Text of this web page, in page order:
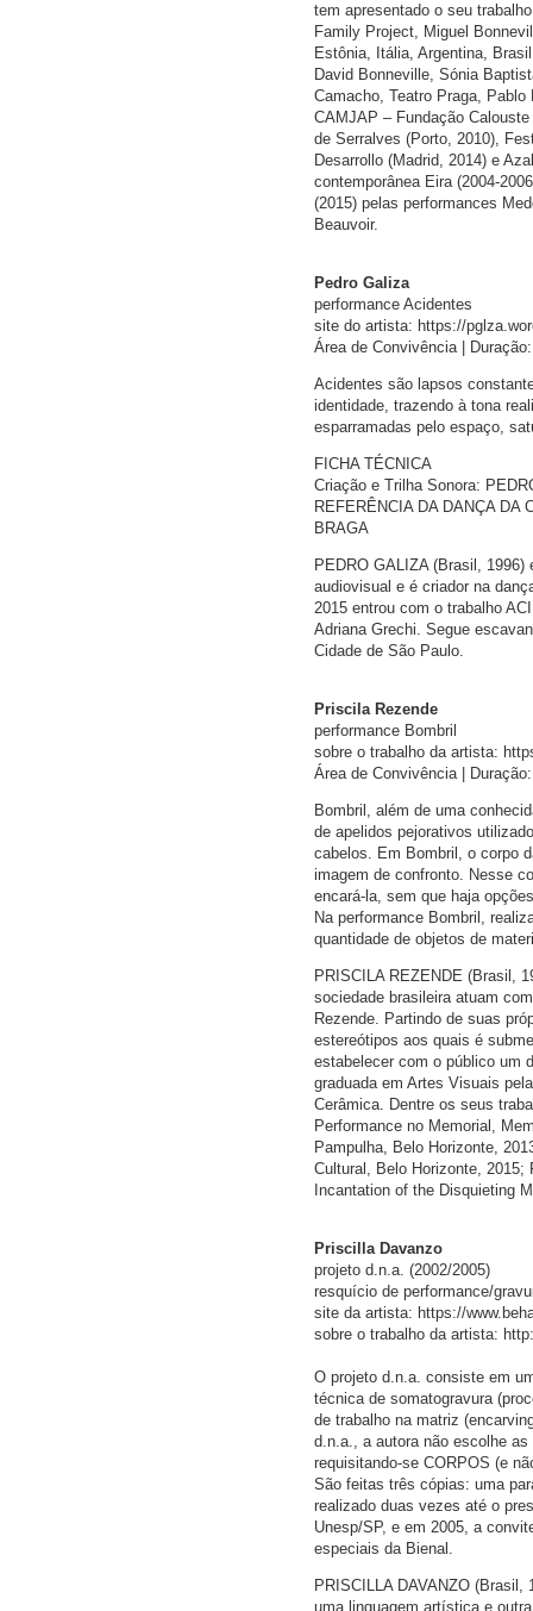
tem apresentado o seu
Family Project, Miguel
Estônia, Itália, Argentina,
David Bonneville, Sónia
Camacho, Teatro Praga,
CAMJAP – Fundação
de Serralves (Porto, 2010),
Desarrollo (Madrid, 2014) e
contemporânea Eira (2004-
(2015) pelas performances
Beauvoir.
Pedro Galiza
performance Acidentes
site do artista: https://
Área de Convivência |
Acidentes são lapsos
identidade, trazendo à tona
esparramadas pelo espaço,
FICHA TÉCNICA
Criação e Trilha Sonora:
REFERÊNCIA DA DANÇA DA
BRAGA
PEDRO GALIZA (Brasil,
audiovisual e é criador na
2015 entrou com o trabalho
Adriana Grechi. Segue
Cidade de São Paulo.
Priscila Rezende
performance Bombril
sobre o trabalho da artista:
Área de Convivência |
Bombril, além de uma
de apelidos pejorativos
cabelos. Em Bombril, o corpo
imagem de confronto. Nesse
encará-la, sem que haja
Na performance Bombril,
quantidade de objetos de
PRISCILA REZENDE (Brasil,
sociedade brasileira atuam
Rezende. Partindo de suas
estereótipos aos quais é
estabelecer com o público um
graduada em Artes Visuais
Cerâmica. Dentre os seus
Performance no Memorial,
Pampulha, Belo Horizonte,
Cultural, Belo Horizonte, 2015;
Incantation of the Disquieting
Priscilla Davanzo
projeto d.n.a. (2002/2005)
resquício de performance/
site da artista: https://
sobre o trabalho da artista:
O projeto d.n.a. consiste em
técnica de somatogravura
de trabalho na matriz
d.n.a., a autora não escolhe
requisitando-se CORPOS (e
São feitas três cópias: uma
realizado duas vezes até o
Unesp/SP, e em 2005, a
especiais da Bienal.
PRISCILLA DAVANZO
uma linguagem artística e